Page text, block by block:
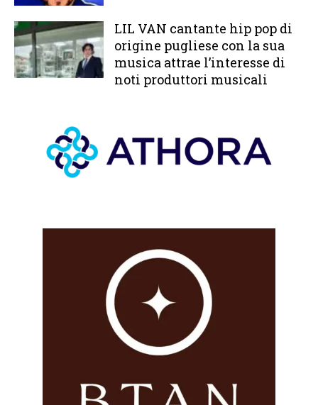
LIL VAN cantante hip pop di
origine pugliese con la sua
musica attrae l’interesse di
noti produttori musicali